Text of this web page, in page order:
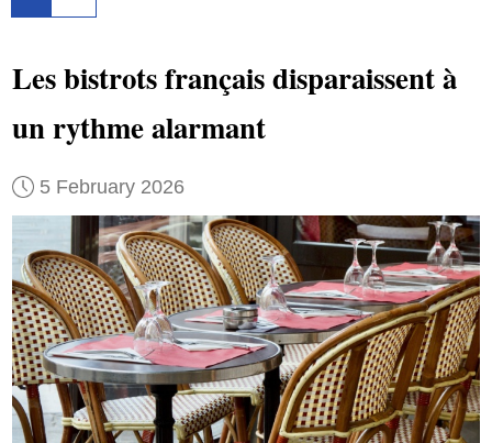
Les bistrots français disparaissent à
un rythme alarmant
5 February 2026